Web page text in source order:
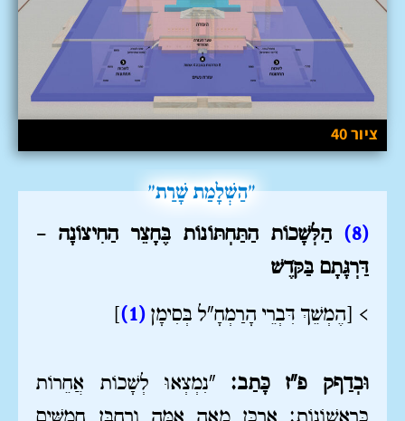
ציור 40
(8)
הַלְּשָׁכוֹת הַתַּחְתּוֹנוֹת בֶּחָצֵר הַחִיצוֹנָה –
דַּרְגָּתָם בַּקֹּדֶשׁ
> [הֶמְשֵׁךְ דִּבְרֵי הָרַמְחָ"ל בְּסִימָן (1)
]
וּבְדַףק פ"ז כָּתַב:"נִמְצְאוּ לְשָׁכוֹת אֲחֵרוֹת